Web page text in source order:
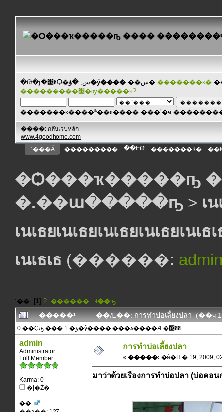
�Թ�յ�͹�Ѻ�س,�ؤ�ŷ���� ��س� �������к�
���������׹�ѹ�����ҹ?
�������к����ª��ͼ���� ���ʼ�ҹ
����: กลับเวปหลัก
www.4goodhome.com
˹���Á
��������� ��ԷԹ �������К�
�Ѻ���ҡ�����ҧ
�.��ա�����ҧ > เน
เนเธยเนเธยเนเธยเนเธยเนเธ
เนเธเธ (������: admin
˹��: [1] 2 ������ ŧ��ҧ
�����¹ ��Ǣ��: การทำบ่อเลี้ยงปลา (��ҹ
0 ��Ҫԡ ��� 1 �ؤ�ŷ���� ���ѧ����Ǣ�͹��
admin
Administrator
Full Member
Karma: 0
�Ϳ�Ź�
��:
การทำบ่อเลี้ยงปลา
« �����: �á�Ҥ� 19, 2009,
มาว่าด้วยเรื่องการทำบ่อปลา (บ่อคอ